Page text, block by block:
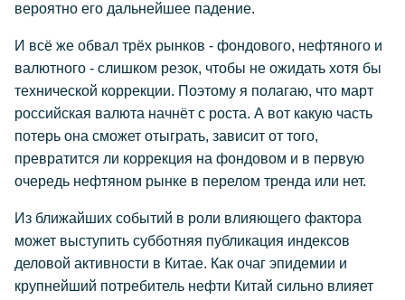
вероятно его дальнейшее падение.
И всё же обвал трёх рынков - фондового, нефтяного и
валютного - слишком резок, чтобы не ожидать хотя бы
технической коррекции. Поэтому я полагаю, что март
российская валюта начнёт с роста. А вот какую часть
потерь она сможет отыграть, зависит от того,
превратится ли коррекция на фондовом и в первую
очередь нефтяном рынке в перелом тренда или нет.
Из ближайших событий в роли влияющего фактора
может выступить субботняя публикация индексов
деловой активности в Китае. Как очаг эпидемии и
крупнейший потребитель нефти Китай сильно влияет